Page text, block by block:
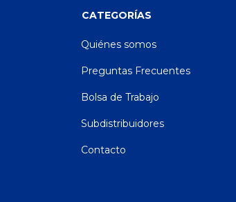
CATEGORÍAS
Quiénes somos
Preguntas Frecuentes
Bolsa de Trabajo
Subdistribuidores
Contacto